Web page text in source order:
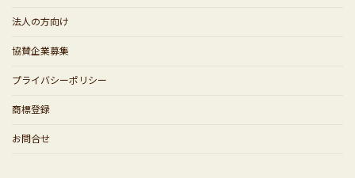
法人の方向け
協賛企業募集
プライバシーポリシー
商標登録
お問合せ